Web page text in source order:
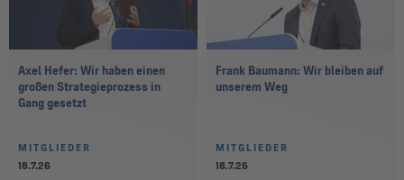
Axel Hefer: Wir haben einen
großen Strategieprozess in
Gang gesetzt
MITGLIEDER
18.7.26
Frank Baumann: Wir bleiben auf
unserem Weg
MITGLIEDER
18.7.26